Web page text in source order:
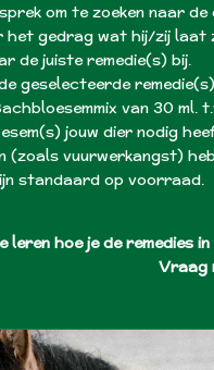
om te zoeken naar
het gedrag wat hij/zij
de juiste remedie(s) bij.
geselecteerde
van 30 ml.
jouw dier nodig
(zoals vuurwerkangst)
standaard op voorraad.
leren hoe je de remedies
Vraag